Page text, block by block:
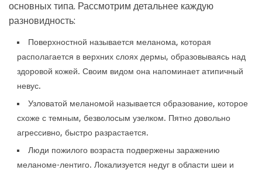
основных типа. Рассмотрим детальнее каждую
разновидность:
Поверхностной называется меланома, которая
располагается в верхних слоях дермы, образовываясь над
здоровой кожей. Своим видом она напоминает атипичный
невус.
Узловатой меланомой называется образование, которое
схоже с темным, безволосым узелком. Пятно довольно
агрессивно, быстро разрастается.
Люди пожилого возраста подвержены заражению
меланоме-лентиго. Локализуется недуг в области шеи и